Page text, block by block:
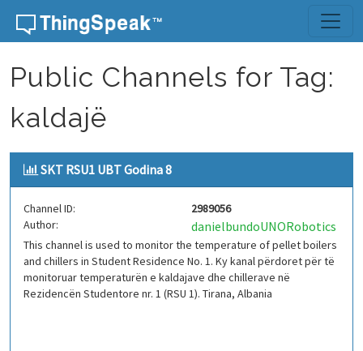
Skip to content
Public Channels for Tag:
kaldajë
SKT RSU1 UBT Godina 8
Channel ID:
2989056
Author:
danielbundoUNORobotics
This channel is used to monitor the temperature of pellet boilers
and chillers in Student Residence No. 1. Ky kanal përdoret për të
monitoruar temperaturën e kaldajave dhe chillerave në
Rezidencën Studentore nr. 1 (RSU 1). Tirana, Albania